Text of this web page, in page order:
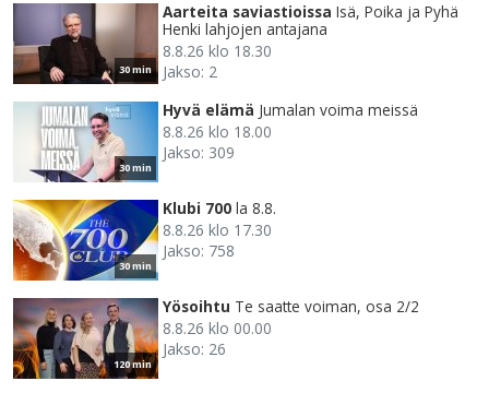
30 min
Aarteita saviastioissa Isä, Poika ja Pyhä
Henki lahjojen antajana
8.8.26 klo 18.30
Jakso: 2
30 min
Hyvä elämä Jumalan voima meissä
8.8.26 klo 18.00
Jakso: 309
30 min
Klubi 700 la 8.8.
8.8.26 klo 17.30
Jakso: 758
120 min
Yösoihtu Te saatte voiman, osa 2/2
8.8.26 klo 00.00
Jakso: 26